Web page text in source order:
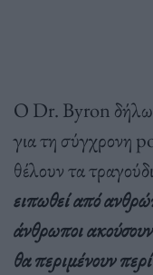
Ο Dr. Byron
για τη σύγχρονη
θέλουν τα
ειπωθεί από
άνθρωποι
θα περιμένουν